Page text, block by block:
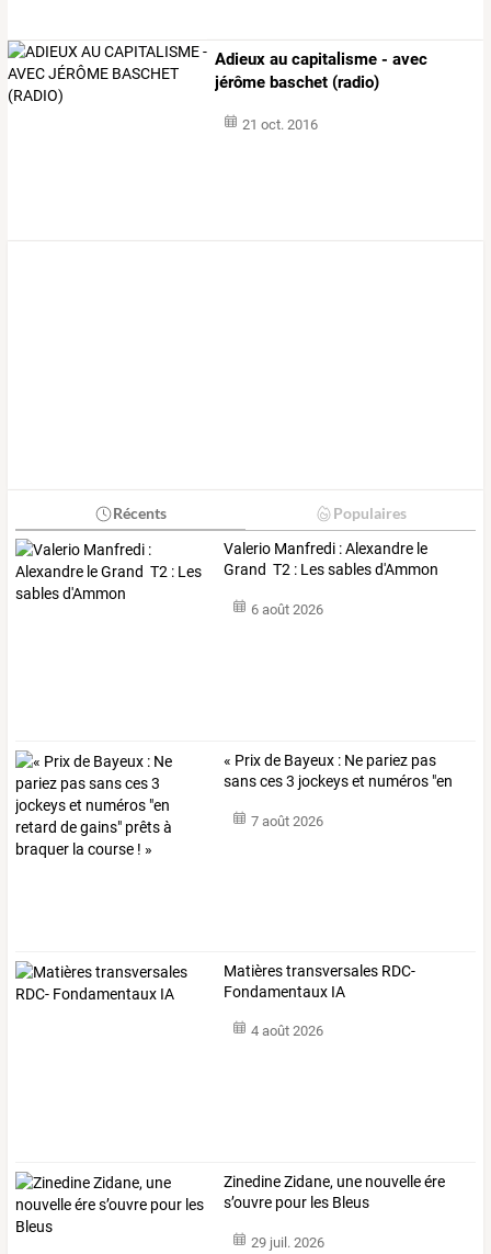
Adieux au capitalisme - avec
jérôme baschet (radio)
21 oct. 2016
Récents Populaires
Valerio Manfredi : Alexandre le
Grand T2 : Les sables d'Ammon
6 août 2026
« Prixde Bayeux : Ne pariez pas
sansces3 jockeyset numéros "en
7 août 2026
Matières transversales RDC-
Fondamentaux IA
4 août 2026
Zinedine Zidane, une nouvelle ére
s’ouvre pour les Bleus
29 juil. 2026